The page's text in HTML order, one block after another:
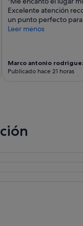
Excelente atención
un punto perfecto
Leer menos
Marco antonio
Publicado hace 21 horas